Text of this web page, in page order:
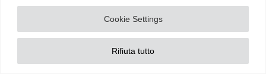
Cookie Settings
Rifiuta tutto
software impeccabile. Le vulnerabilità
sono infinite e ovunque.
Secondo te, cosa guida